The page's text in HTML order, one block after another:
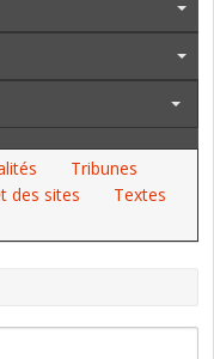
Tribunes
des sites
Textes